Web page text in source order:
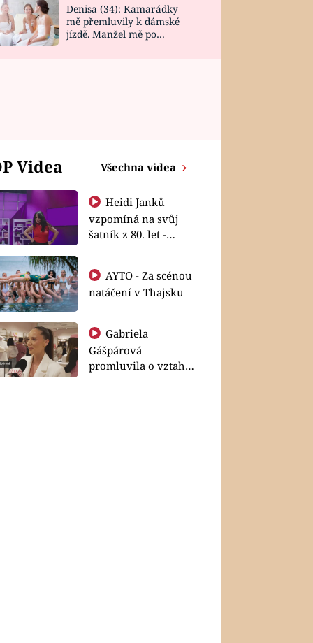
Denisa (34): Kamarádky
mě přemluvily k dámské
jízdě. Manžel mě po
Videa Všechna videa
Heidi Janků
vzpomíná na svůj
šatník z 80. let -
natáčení v Thajsku
Gabriela
Gášpárová
promluvila o vztahu